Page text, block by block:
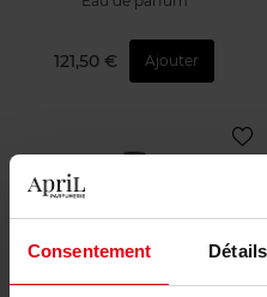
Consentement Détails
121,50 € Ajouter